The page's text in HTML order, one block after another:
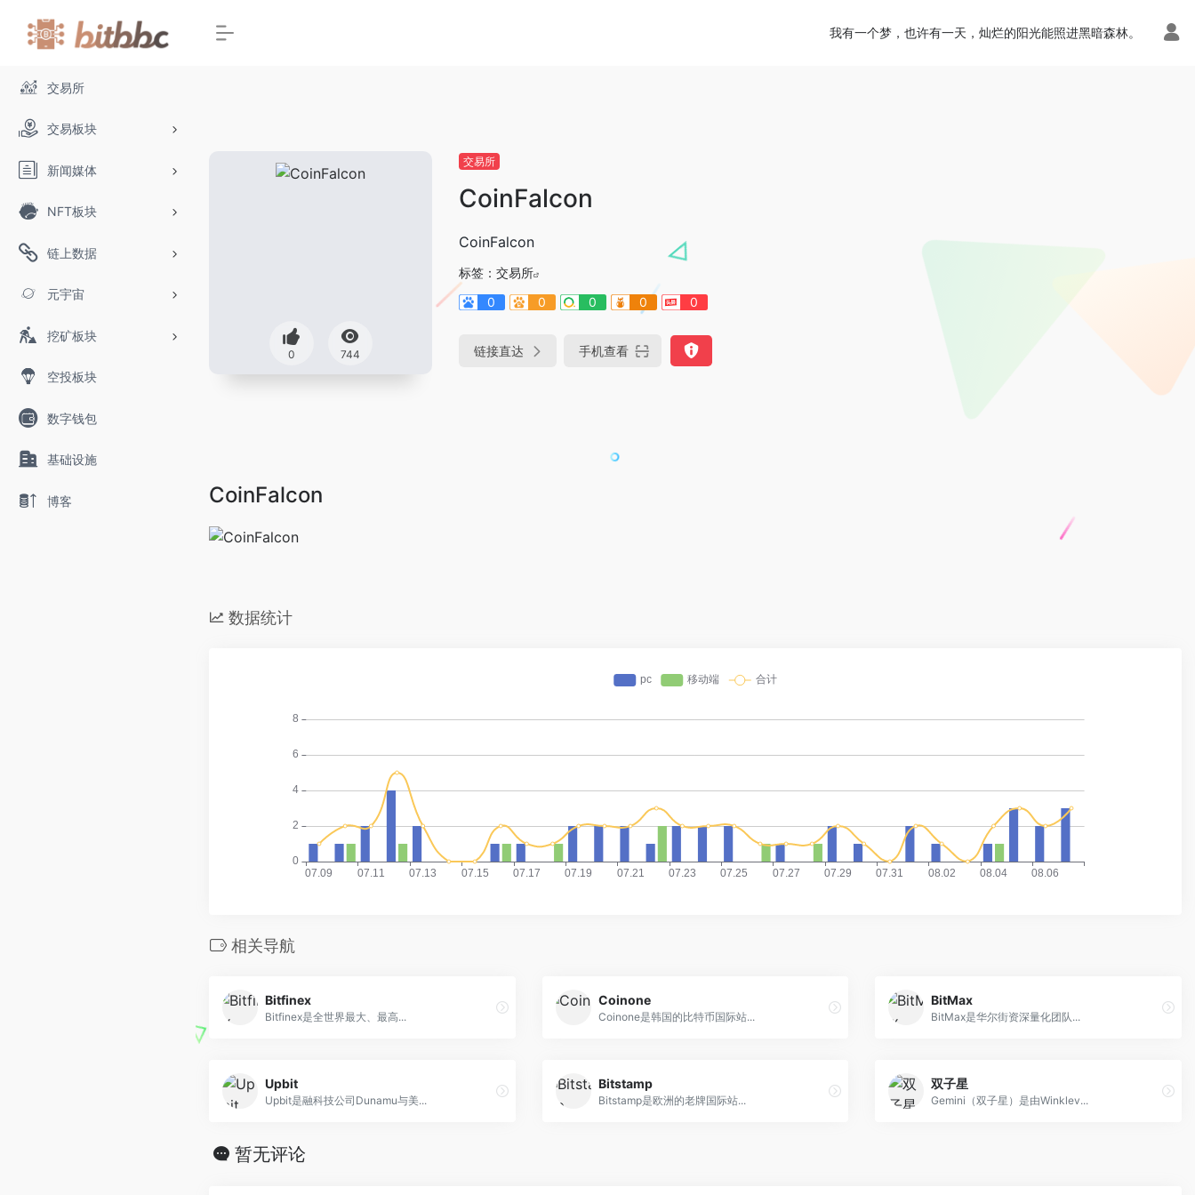
交易所
交易板块
新闻媒体
NFT板块
链上数据
元宇宙
挖矿板块
空投板块
数字钱包
基础设施
博客
我有一个梦，也许有一天，灿烂的阳光能照进黑暗森林。
0 744
交易所
CoinFalcon
CoinFalcon
标签： 交易所
0
0 0 0 0
链接直达 手机查看
CoinFalcon
数据统计
相关导航
Bitfinex
Bitfinex是全世界最大、最高...
Coinone
Coinone是韩国的比特币国际站...
BitMax
BitMax是华尔街资深量化团队...
Upbit
Upbit是融科技公司Dunamu与美...
Bitstamp
Bitstamp是欧洲的老牌国际站...
双子星
Gemini（双子星）是由Winklev...
暂无评论